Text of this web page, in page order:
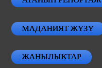
МАДАНИЯТ ЖҮЗҮ
ЖАНЫЛЫКТАР